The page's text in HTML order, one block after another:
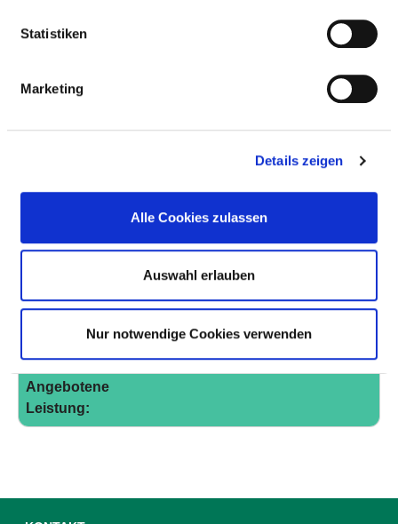
Statistiken
Marketing
Details zeigen
Alle Cookies zulassen
Auswahl erlauben
Nur notwendige Cookies verwenden
Angebotene
AM08
Ambulanzarzt/-ärztin:
Notfallambulanz (24h)
Leistung:
Ambulanzarzt/-ärztin: Privatambulanz (AM07)
Angebotene
Leistung: